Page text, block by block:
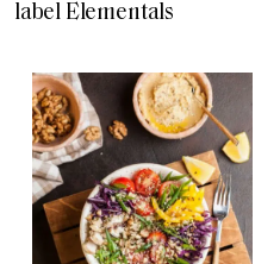
label Elementals